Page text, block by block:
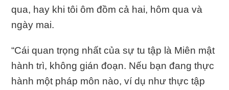
qua, hay khi tôi ôm đồm cả hai, hôm qua và
ngày mai.
“Cái quan trọng nhất của sự tu tập là Miên mật
hành trì, không gián đoạn. Nếu bạn đang thực
hành một pháp môn nào, ví dụ như thực tập